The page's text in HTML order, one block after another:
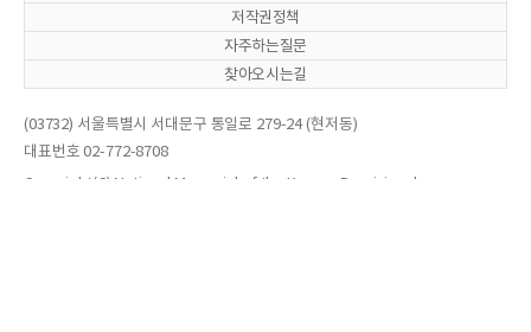
저작권정책
자주하는질문
찾아오시는길
(03732) 서울특별시 서대문구 통일로 279-24 (현저동)
대표번호 02-772-8708
Copyright(C) National Memorial of the Korean Provisional